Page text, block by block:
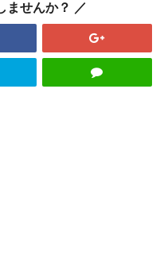
ませんか？